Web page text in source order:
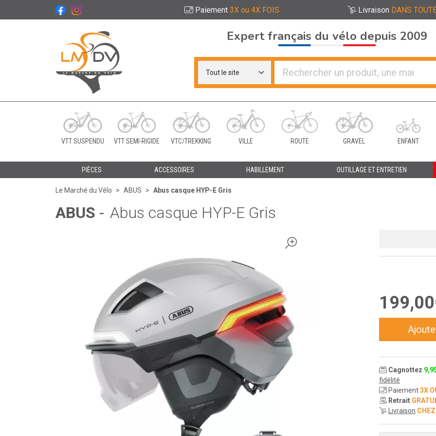
Paiement 3X ou 4X FOIS Livraison DANS
Le Marché du Vélo Votre distributeurs de véloExpert français du vélo depuis 2009
VTT SUSPENDU VTT SEMI-RIGIDE VTC/TREKKING VILLE ROUTE GRAVEL ENFANT
PIÈCES ACCESSOIRES HABILLEMENT OUTILLAGE ET ENTRETIEN
Le Marché du Vélo ABUS Abus casque HYP-E Gris
ABUS - Abus casque HYP-E Gris
199,00
Cagnottez 9,
fidélité
Paiement3X
Retrait
Livraison